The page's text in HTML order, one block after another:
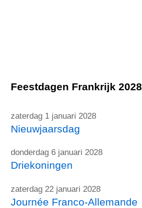
Feestdagen Frankrijk 2028
zaterdag 1 januari 2028
Nieuwjaarsdag
donderdag 6 januari 2028
Driekoningen
zaterdag 22 januari 2028
Journée Franco-Allemande